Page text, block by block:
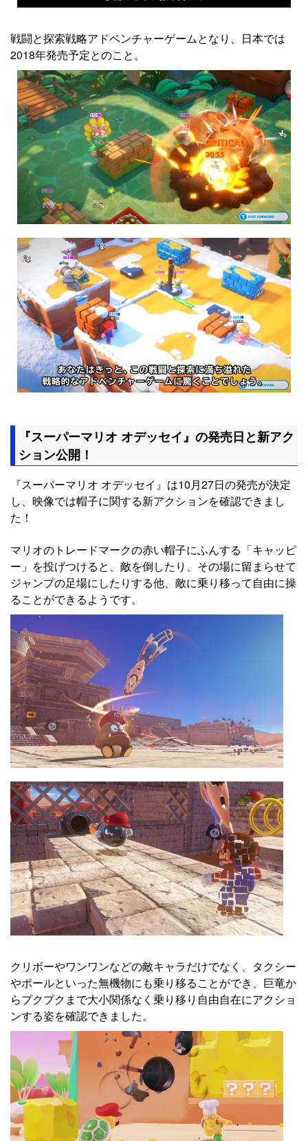
戦闘と探索戦略アドベンチャーゲームとなり、日本では
2018年発売予定とのこと。
『スーパーマリオ オデッセイ』の発売日と新アク
ション公開！
『スーパーマリオ オデッセイ』は10月27日の発売が決定
し、映像では帽子に関する新アクションを確認できまし
た！
マリオのトレードマークの赤い帽子にふんする「キャッピ
ー」を投げつけると、敵を倒したり、その場に留まらせて
ジャンプの足場にしたりする他、敵に乗り移って自由に操
ることができるようです。
クリボーやワンワンなどの敵キャラだけでなく、タクシー
やポールといった無機物にも乗り移ることができ、巨竜か
らプクプクまで大小関係なく乗り移り自由自在にアクショ
ンする姿を確認できました。